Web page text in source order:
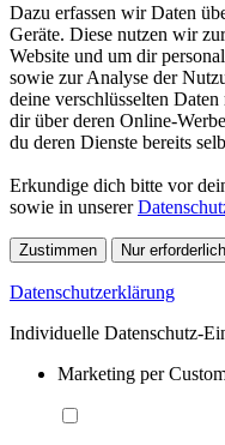
Dazu erfassen wir Daten
Geräte. Diese nutzen wir
Website und um dir
sowie zur Analyse der
deine verschlüsselten
dir über deren Online-
du deren Dienste bereits
Erkundige dich bitte vor
sowie in unserer
Zustimmen Nur
Datenschutzerklärung
Individuelle Datenschutz-
Marketing per